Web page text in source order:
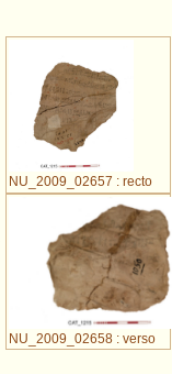
NU_2009_02657 : recto
NU_2009_02658 : verso